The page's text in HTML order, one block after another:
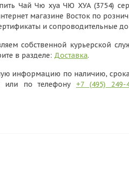
Чай Чю хуа ЧЮ ХУА (3754)
магазине Восток по
и сопроводительные
собственной курьерской
в разделе: Доставка.
информацию по наличию,
или по телефону +7 (495) 249-